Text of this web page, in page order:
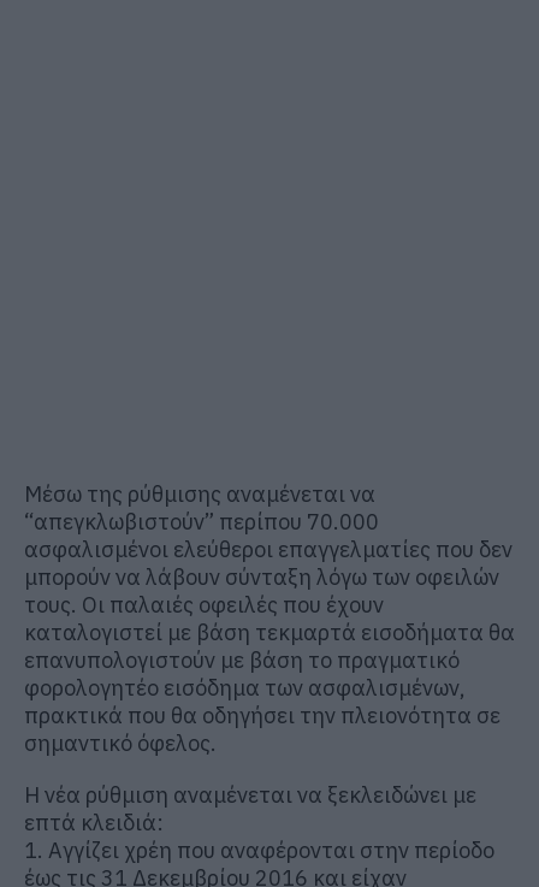
Μέσω της ρύθμισης αναμένεται να
“απεγκλωβιστούν” περίπου 70.000
ασφαλισμένοι ελεύθεροι επαγγελματίες που δεν
μπορούν να λάβουν σύνταξη λόγω των οφειλών
τους. Οι παλαιές οφειλές που έχουν
καταλογιστεί με βάση τεκμαρτά εισοδήματα θα
επανυπολογιστούν με βάση το πραγματικό
φορολογητέο εισόδημα των ασφαλισμένων,
πρακτικά που θα οδηγήσει την πλειονότητα σε
σημαντικό όφελος.
Η νέα ρύθμιση αναμένεται να ξεκλειδώνει με
επτά κλειδιά:
1. Αγγίζει χρέη που αναφέρονται στην περίοδο
έως τις 31 Δεκεμβρίου 2016 και είχαν